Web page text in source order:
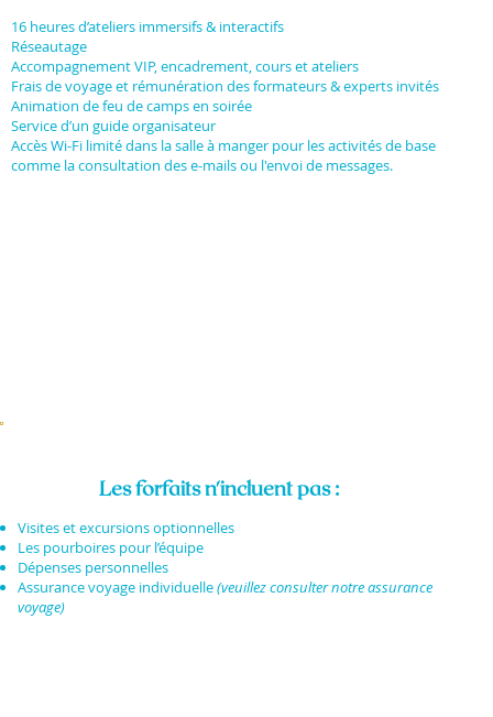
16 heures d’ateliers immersifs & interactifs
Réseautage
Accompagnement VIP, encadrement, cours et ateliers
Frais de voyage et rémunération des formateurs & experts invités
Animation de feu de camps en soirée
Service d’un guide organisateur
Accès Wi-Fi limité dans la salle à manger pour les activités de base
comme la consultation des e-mails ou l'envoi de messages.
Les forfaits n'incluent pas :
Visites et excursions optionnelles
Les pourboires pour l’équipe
Dépenses personnelles
Assurance voyage individuelle(veuillez consulter notre assurance
voyage)